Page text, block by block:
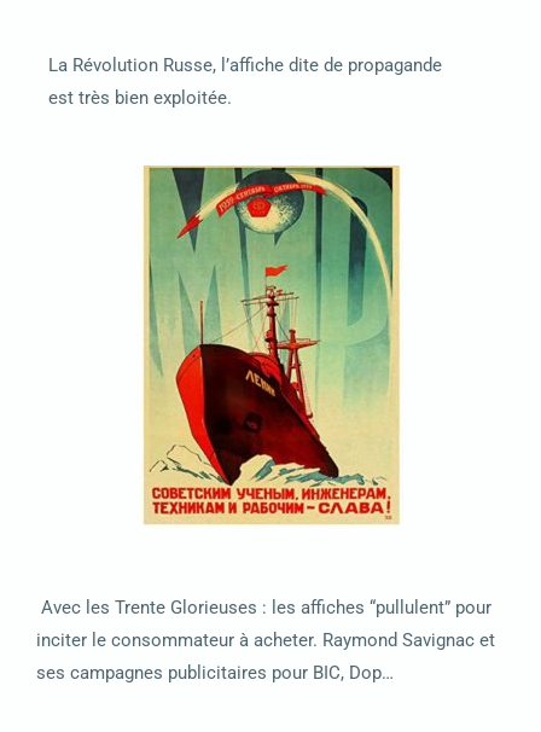
La Révolution Russe, l’affiche dite de propagande
est très bien exploitée.
Avec les Trente Glorieuses : les affiches “pullulent” pour
inciter le consommateur à acheter. Raymond Savignac et
ses campagnes publicitaires pour BIC, Dop…